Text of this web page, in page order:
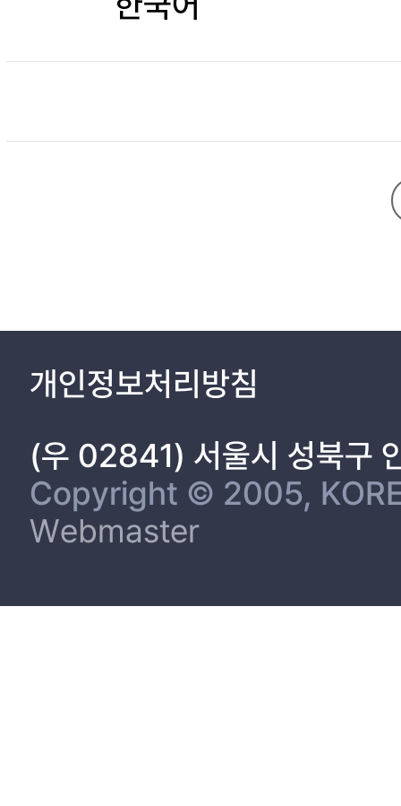
개인정보처리방침
(우 02841) 서울시 성북구
Copyright © 2005,
Webmaster